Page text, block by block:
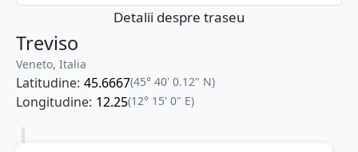
Detalii despre traseu
Treviso
Veneto, Italia
Latitudine: 45.6667(45° 40' 0.12" N)
Longitudine: 12.25(12° 15' 0" E)